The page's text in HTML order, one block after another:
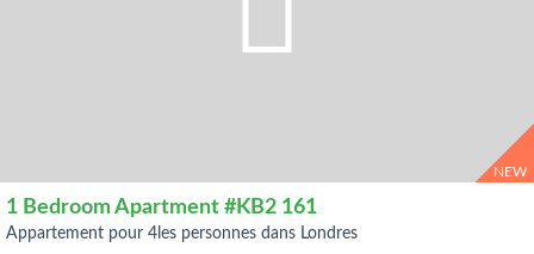
NEW
1 Bedroom Apartment #KB2 161
appartement pour 4les personnes dans Londres